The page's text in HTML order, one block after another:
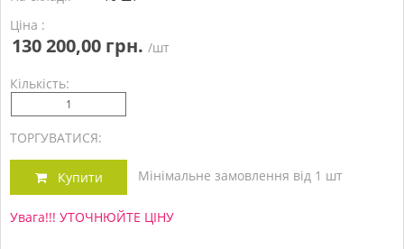
Ціна :
130 200,00 грн. /шт
Кількість:
ТОРГУВАТИСЯ:
Купити Мінімальне замовлення від 1 шт
Увага!!! УТОЧНЮЙТЕ ЦІНУ